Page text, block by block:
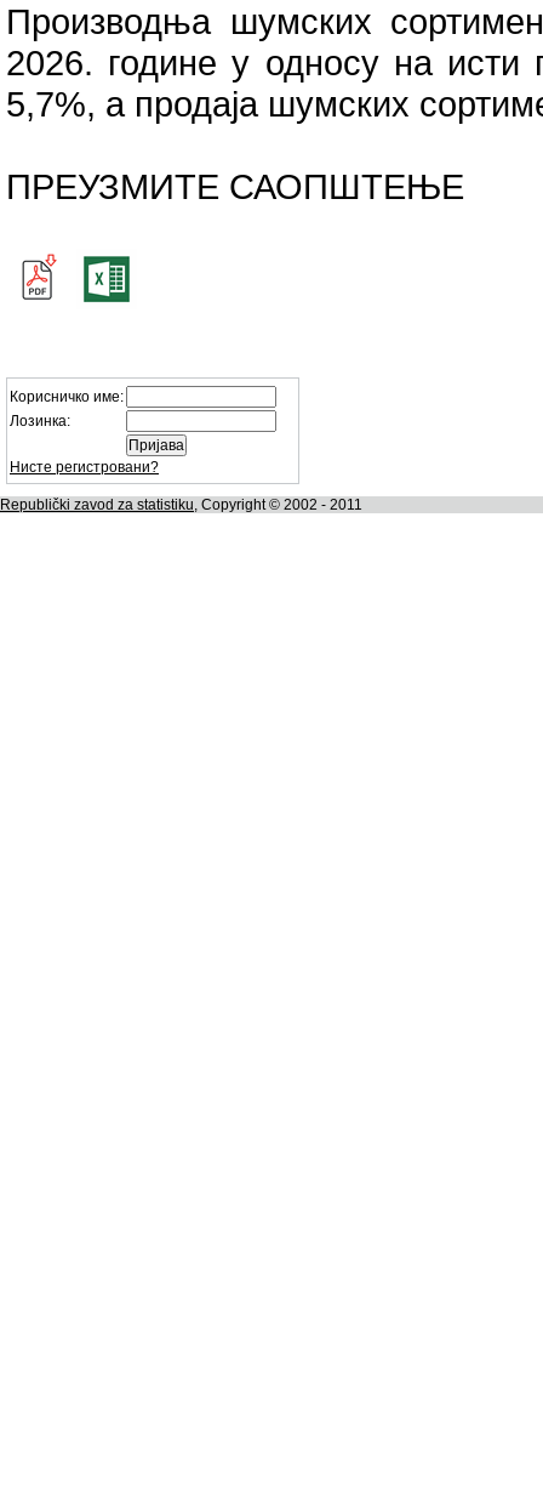
Производња шумских
2026. године у односу на исти
5,7%, a продаја шумских
ПРЕУЗМИТЕ САОПШТЕЊЕ
Корисничко име:
Лозинка:
Нисте регистровани?
Republički zavod za statistiku, Copyright © 2002 - 2011